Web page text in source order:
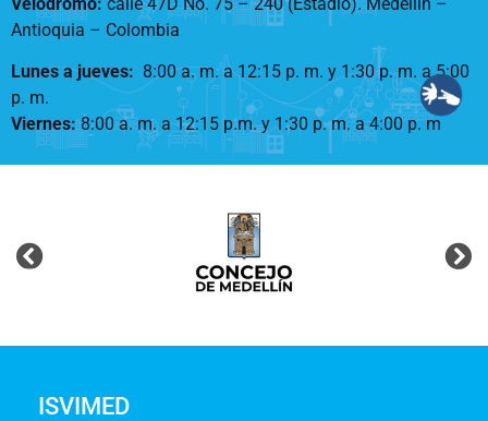
Antioquia – Colombia
Lunes a jueves: 8:00 a. m. a 12:15 p. m. y 1:30 p. m. a 5:00
p. m.
Viernes:8:00 a. m. a 12:15 p.m. y 1:30 p. m. a 4:00 p. m
ISVIMED